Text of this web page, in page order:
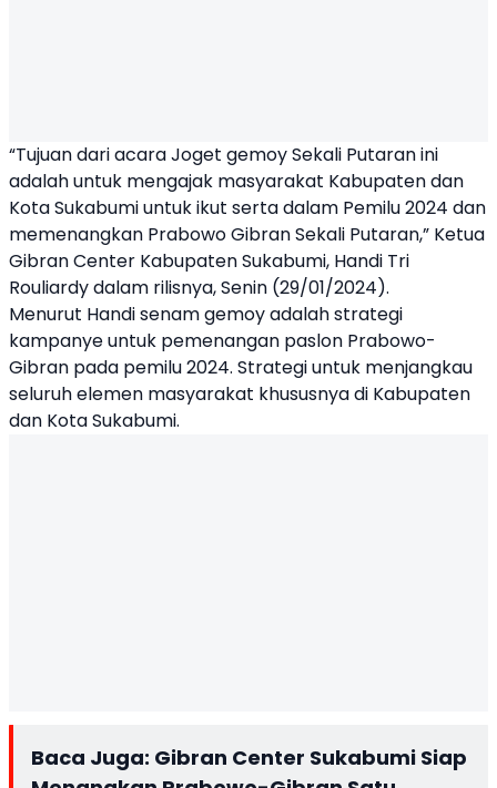
“Tujuan dari acara Joget gemoy Sekali Putaran ini
adalah untuk mengajak masyarakat Kabupaten dan
Kota Sukabumi untuk ikut serta dalam Pemilu 2024 dan
memenangkan Prabowo GibranSekali Putaran,” Ketua
Gibran Center Kabupaten Sukabumi, Handi Tri
Rouliardy dalam rilisnya, Senin (29/01/2024).
Menurut Handi senam gemoy adalah strategi
kampanye untuk pemenangan paslon Prabowo-
Gibran pada pemilu 2024. Strategi untuk menjangkau
seluruh elemen masyarakat khususnya di Kabupaten
dan Kota Sukabumi.
Baca Juga: Gibran Center Sukabumi Siap